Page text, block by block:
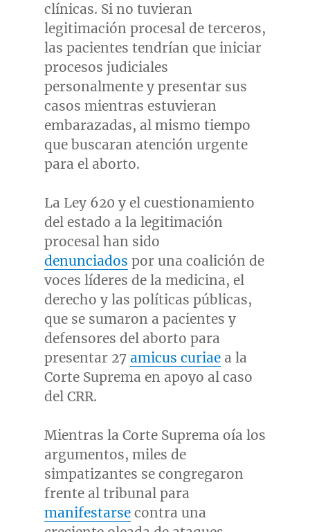
clínicas. Si no tuvieran
legitimación procesal de terceros,
las pacientes tendrían que iniciar
procesos judiciales
personalmente y presentar sus
casos mientras estuvieran
embarazadas, al mismo tiempo
que buscaran atención urgente
para el aborto.
La Ley 620 y el cuestionamiento
del estado a la legitimación
procesal han sido
denunciados por una coalición de
voces líderes de la medicina, el
derecho y las políticas públicas,
que se sumaron a pacientes y
defensores del aborto para
presentar 27 amicus curiaea la
Corte Suprema en apoyo al caso
del CRR.
Mientras la Corte Suprema oía los
argumentos, miles de
simpatizantes se congregaron
frente al tribunal para
manifestarsecontra una